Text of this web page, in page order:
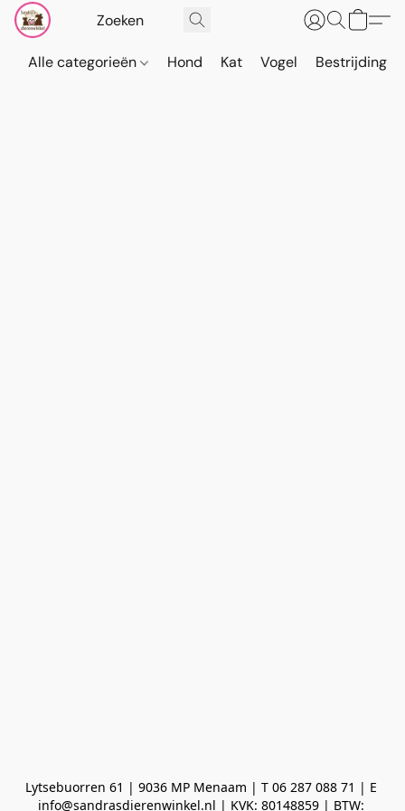
Alle categorieën Hond Kat Vogel Bestrijding
Lytsebuorren 61 | 9036 MP Menaam | T 06 287 088 71 | E
info@sandrasdierenwinkel.nl | KVK: 80148859 | BTW: